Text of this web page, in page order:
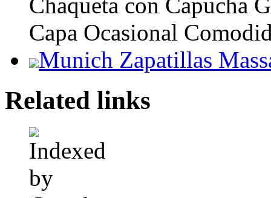
Chaqueta con Capucha
Capa Ocasional
Munich Zapatillas
Related links